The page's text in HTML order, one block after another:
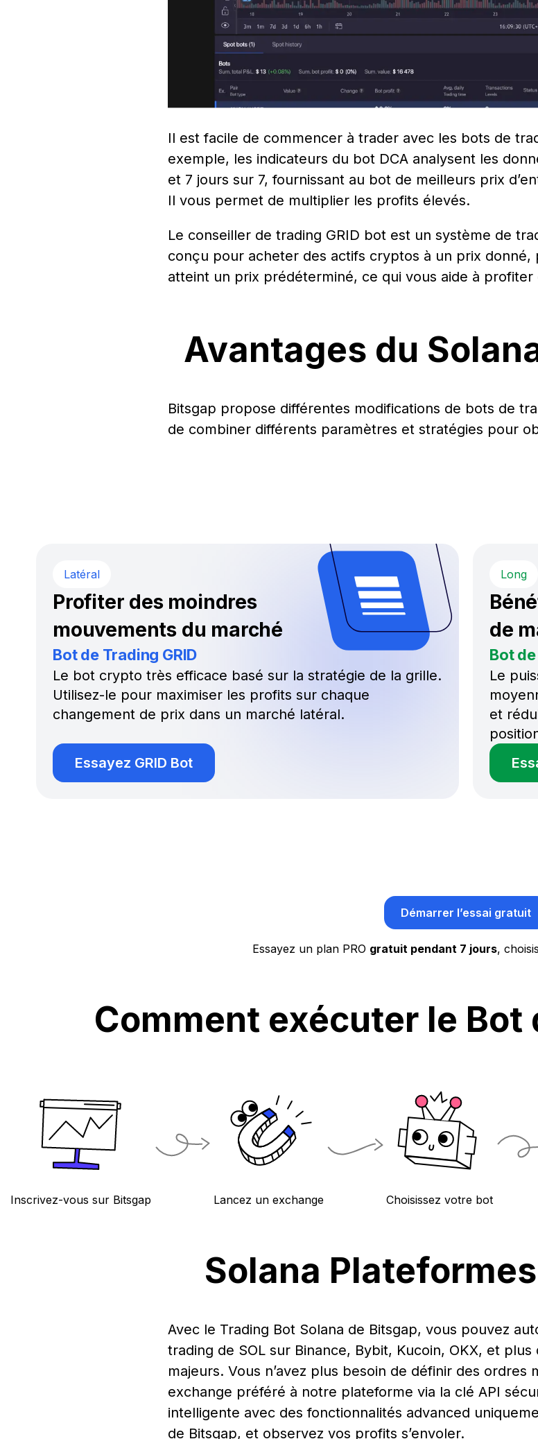
Il est facile de commencer à trader avec les bots de
exemple, les indicateurs du bot DCA analysent les
et 7 jours sur 7, fournissant au bot de meilleurs prix
Il vous permet de multiplier les profits élevés.
Le conseiller de trading GRID bot est un système de
conçu pour acheter des actifs cryptos à un prix donné,
atteint un prix prédéterminé, ce qui vous aide à profiter
Avantages du
Bitsgap propose différentes modifications de bots de
de combiner différents paramètres et stratégies pour
Latéral
Profiter des moindres
mouvements du marché
Bot de Trading GRID
Le bot crypto très efficace basé sur la stratégie de la grille.
Utilisez-le pour maximiser les profits sur chaque
changement de prix dans un marché latéral.
Essayez GRID Bot
Long
de
Bot
Le
et
Démarrer l’essai gratuit
Essayez un plan PRO gratuit pendant 7 jours,
Comment exécuter le Bot
Inscrivez-vous sur Bitsgap Lancez un exchange Choisissez votre bot
Solana
Avec le Trading Bot Solana de Bitsgap, vous pouvez
trading de SOL sur Binance, Bybit, Kucoin, OKX, et
majeurs. Vous n’avez plus besoin de définir des
exchange préféré à notre plateforme via la clé API
intelligente avec des fonctionnalités advanced
de Bitsgap, et observez vos profits s’envoler.